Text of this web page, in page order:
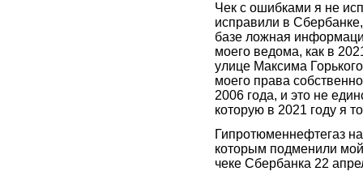
Чек с ошибками я не
исправили в
базе ложная
моего ведома, как в
улице Максима
моего права
2006 года, и это не
которую в 2021 году я
Гипротюменнефтегаз
которым подменили
чеке Сбербанка 22